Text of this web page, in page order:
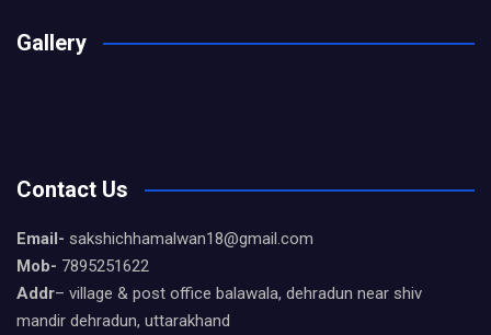
Gallery
Contact Us
Email- sakshichhamalwan18@gmail.com
Mob- 7895251622
Addr– village & post office balawala, dehradun near shiv
mandir dehradun, uttarakhand